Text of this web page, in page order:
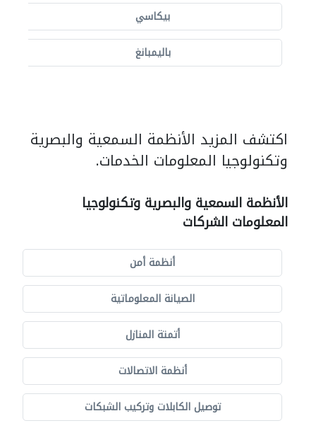
بيكاسي
باليمبانغ
اكتشف المزيد الأنظمة السمعية والبصرية
وتكنولوجيا المعلومات الخدمات.
الأنظمة السمعية والبصرية وتكنولوجيا
المعلومات الشركات
أنظمة أمن
الصيانة المعلوماتية
أتمتة المنازل
أنظمة الاتصالات
توصيل الكابلات وتركيب الشبكات